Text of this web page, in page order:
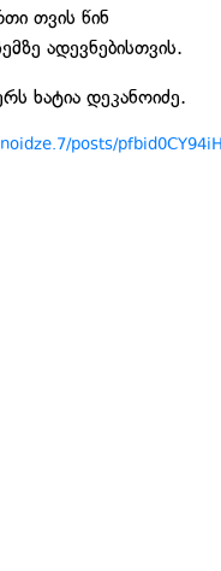
თვის წინ
ადევნებისთვის.
ხატია დეკანოიძე.
posts/